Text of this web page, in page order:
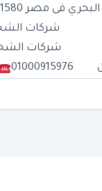
فى مصر 01277711580
شركات الشحن
شركات الشحن
01000915976